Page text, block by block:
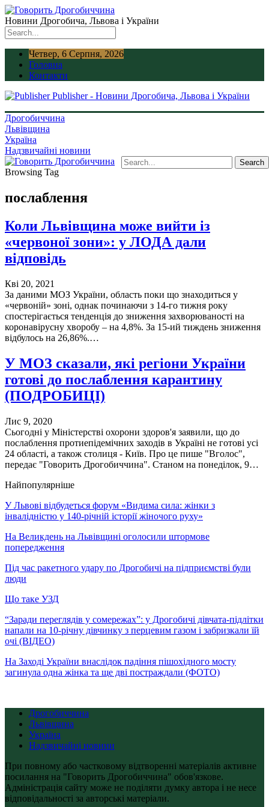
Новини Дрогобича, Львова і України
Четвер, 6 Серпня, 2026
Головна
Контакти
Publisher - Новини Дрогобича, Львова і України
Дрогобиччина
Львівщина
Україна
Надзвичайні новини
Browsing Tag
послаблення
Коли Львівщина може вийти із
«червоної зони»: у ЛОДА дали
відповідь
Кві 20, 2021
За даними МОЗ України, область поки що знаходиться у
«червоній» зоні, однак починаючи з 14-го тижня року
спостерігається тенденція до зниження захворюваності на
коронавірусну хворобу – на 4,8%. За 15-ий тиждень зниження
відбулось на 26,86%.…
У МОЗ сказали, які регіони України
готові до послаблення карантину
(ПОДРОБИЦІ)
Лис 9, 2020
Сьогодні у Міністерстві охорони здоров'я заявили, що до
послаблення протиепідемічних заходів в Україні не готові усі
24 області, а також столиця - Київ. Про це пише "Вголос",
передає "Говорить Дрогобиччина". Станом на понеділок, 9…
Найпопулярніше
У Львові відбудеться форум «Видима сила: жінки з
інвалідністю у 140-річній історії жіночого руху»
На Великдень на Львівщині оголосили штормове
попередження
Під час ракетного удару по Дрогобичі на підприємстві були
люди
Що таке УЗД
“Заради переглядів у сомережах”: у Дрогобичі дівчата-підлітки
напали на 10-річну дівчинку з перцевим газом і забризкали їй
очі (ВІДЕО)
На Заході України внаслідок падіння пішохідного мосту
загинула одна жінка та ще дві постраждали (ФОТО)
Дрогобиччина
Львівщина
Україна
Надзвичайні новини
При повному або частковому відтворенні матеріалів активне
посилання на "Говорить Дрогобиччина" обов'язкове.
Адміністрація сайту може не поділяти думку автора і не несе
відповідальності за авторські матеріали.